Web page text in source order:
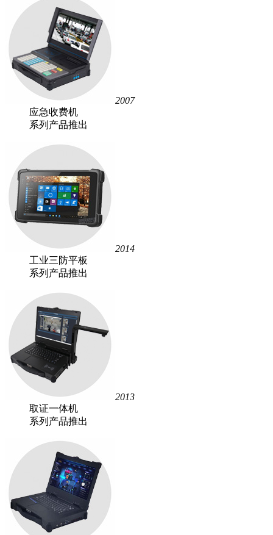
2007
应急收费机
系列产品推出
2014
工业三防平板
系列产品推出
2013
取证一体机
系列产品推出